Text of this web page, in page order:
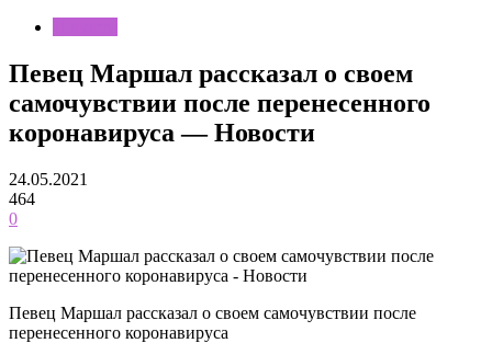
Певец Маршал рассказал о своем
самочувствии после перенесенного
коронавируса — Новости
24.05.2021
464
0
Певец Маршал рассказал о своем самочувствии после
перенесенного коронавируса